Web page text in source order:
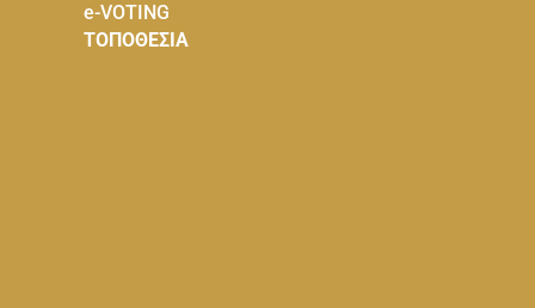
e-VOTING
ΤΟΠΟΘΕΣΙΑ